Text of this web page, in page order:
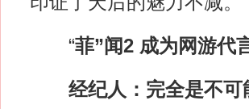
“菲”闻2 成为网游代
经纪人：完全是不可